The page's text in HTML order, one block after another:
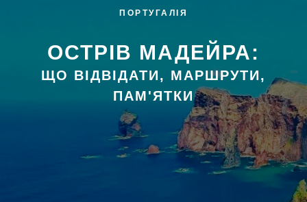
ПОРТУГАЛІЯ
ОСТРІВ МАДЕЙРА:
ЩО ВІДВІДАТИ, МАРШРУТИ,
ПАМ'ЯТКИ